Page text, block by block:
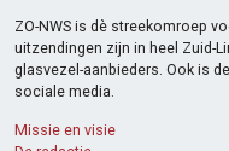
ZO-NWS is dè streekomroep
uitzendingen zijn in heel Zuid-
glasvezel-aanbieders. Ook is
sociale media.
Missie en visie